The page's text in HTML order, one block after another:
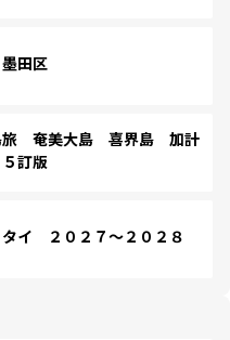
田区
旅 奄美大島 喜界島 加計
訂版
イ ２０２７～２０２８